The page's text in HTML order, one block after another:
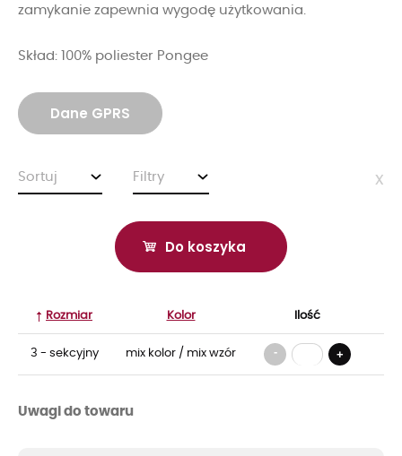
zamykanie zapewnia wygodę użytkowania.
Skład: 100% poliester Pongee
Dane GPRS
Sortuj Filtry x
Do koszyka
Rozmiar Kolor Ilość
3 - sekcyjny mix kolor / mix wzór - +
Uwagi do towaru